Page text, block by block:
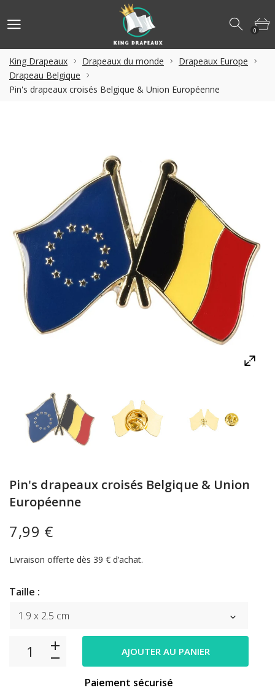
0
King Drapeaux Drapeaux du monde
Drapeaux Europe
Drapeau Belgique
Pin's drapeaux croisés Belgique & Union Européenne
7,99 €
Pin's drapeaux croisés Belgique & Union
Européenne
Livraison offerte dès 39 € d’achat.
Taille :
AJOUTER AU PANIER
Paiement sécurisé